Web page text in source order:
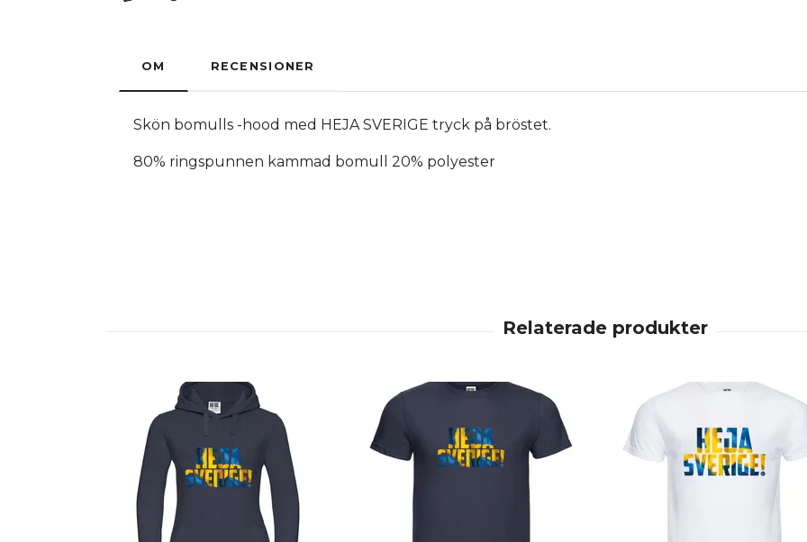
OM RECENSIONER
Skön bomulls -hood med HEJA SVERIGE tryck på bröstet.
80% ringspunnen kammad bomull 20% polyester